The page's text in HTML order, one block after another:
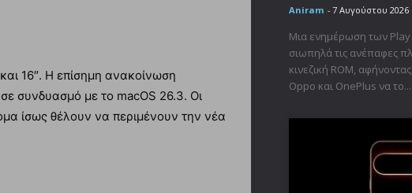
16″. Η επίσημη ανακοίνωση
συνδυασμό με το macOS 26.3. Οι
ίσως θέλουν να περιμένουν την νέα
Aniram - 7 Αυγούστου 2026
Μια ενημέρωση των
σιωπηλά τις ανέπαφες
κινεζική ROM,
Oppo και OnePlus να το...